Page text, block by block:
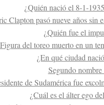
¿Quién nació el 8-1-
Clapton pasó nueve años sin
¿Quién fue el
Figura del toreo muerto en un
¿En qué ciudad
Segundo
de Sudamérica fue
¿Cuál es el álter ego